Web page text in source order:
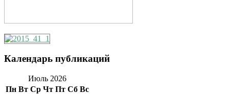
Календарь публикаций
Июль 2026
Пн Вт Ср Чт Пт Сб Вс